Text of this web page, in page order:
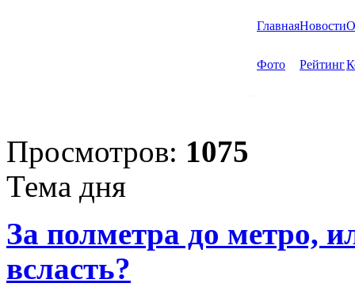
ГлавнаяНовости
Фото Рейтинг
Просмотров: 1075
Тема дня
За полметра до метро,
всласть?